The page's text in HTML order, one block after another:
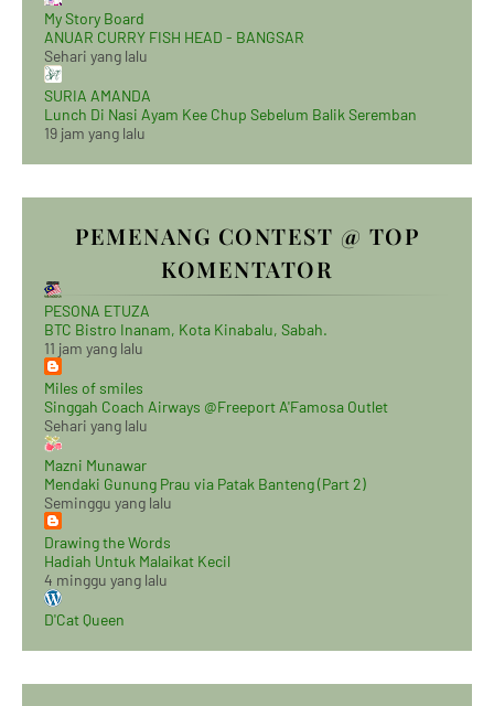
My Story Board
ANUAR CURRY FISH HEAD - BANGSAR
Sehari yang lalu
SURIA AMANDA
Lunch Di Nasi Ayam Kee Chup Sebelum Balik Seremban
19 jam yang lalu
PEMENANG CONTEST @ TOP
KOMENTATOR
PESONA ETUZA
BTC Bistro Inanam, Kota Kinabalu, Sabah.
11 jam yang lalu
Miles of smiles
Singgah Coach Airways @Freeport A'Famosa Outlet
Sehari yang lalu
Mazni Munawar
Mendaki Gunung Prau via Patak Banteng (Part 2)
Seminggu yang lalu
Drawing the Words
Hadiah Untuk Malaikat Kecil
4 minggu yang lalu
D'Cat Queen